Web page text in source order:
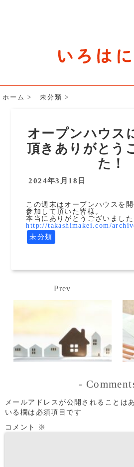
ホーム > 未分類 >
オープンハウス
頂きありがとう
た！
2024年3月18日
この週末はオープンハウスを開
参加して頂いた皆様。
本当にありがとうございました
http://takashimakei.com/
未分類
Prev
-
メールアドレスが公開されることは
いる欄は必須項目です
コメント
※